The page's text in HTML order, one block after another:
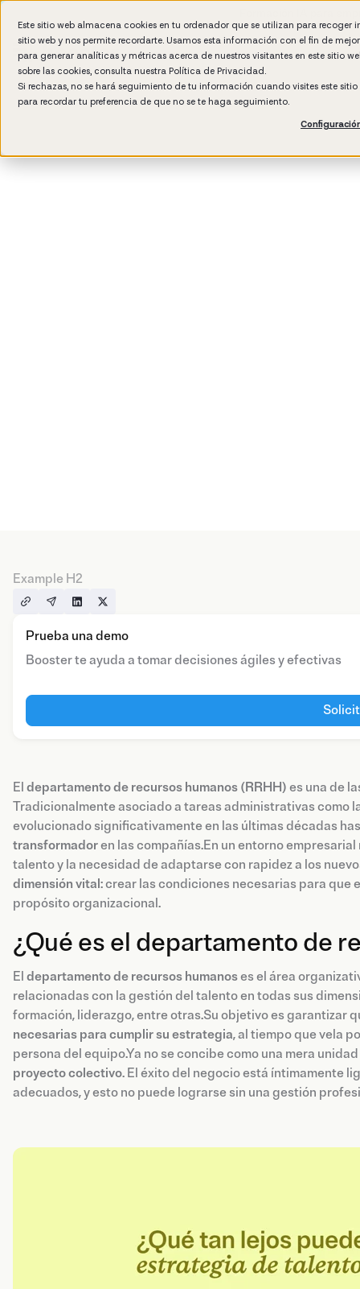
Este sitio web almacena cookies en tu ordenador que se utilizan para
sitio web y nos permite recordarte. Usamos esta información con el fin de
para generar analíticas y métricas acerca de nuestros visitantes en este sitio
sobre las cookies, consulta nuestra Política de Privacidad.
Si rechazas, no se hará seguimiento de tu información cuando visites este
para recordar tu preferencia de que no se te haga seguimiento.
Example H2
Prueba una demo
Booster te ayuda a tomar decisiones ágiles y efectivas
El departamento de recursos humanos (RRHH) es una de
Tradicionalmente asociado a tareas administrativas como
evolucionado significativamente en las últimas décadas
transformadoren las compañías.En un entorno
talento y la necesidad de adaptarse con rapidez a los
dimensión vital: crear las condiciones necesarias para
propósito organizacional.
¿Qué es el departamento de
El departamento de recursos humanoses el área
relacionadas con la gestión del talento en todas sus
formación, liderazgo, entre otras.Su objetivo es garantizar
necesarias para cumplir su estrategia, al tiempo que vela
persona del equipo.Ya no se concibe como una mera
proyecto colectivo. El éxito del negocio está íntimamente
adecuados, y esto no puede lograrse sin una gestión